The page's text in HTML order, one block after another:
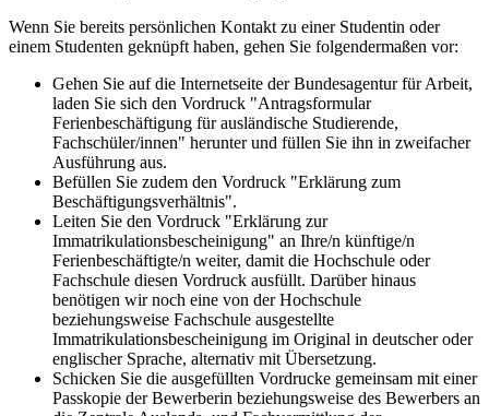
Wenn Sie bereits persönlichen Kontakt zu einer Studentin oder
einem Studenten geknüpft haben, gehen Sie folgendermaßen vor:
Gehen Sie auf die Internetseite der Bundesagentur für Arbeit,
laden Sie sich den Vordruck "Antragsformular
Ferienbeschäftigung für ausländische Studierende,
Fachschüler/innen" herunter und füllen Sie ihn in zweifacher
Ausführung aus.
Befüllen Sie zudem den Vordruck "Erklärung zum
Beschäftigungsverhältnis".
Leiten Sie den Vordruck "Erklärung zur
Immatrikulationsbescheinigung" an Ihre/n künftige/n
Ferienbeschäftigte/n weiter, damit die Hochschule oder
Fachschule diesen Vordruck ausfüllt. Darüber hinaus
benötigen wir noch eine von der Hochschule
beziehungsweise Fachschule ausgestellte
Immatrikulationsbescheinigung im Original in deutscher oder
englischer Sprache, alternativ mit Übersetzung.
Schicken Sie die ausgefüllten Vordrucke gemeinsam mit einer
Passkopie der Bewerberin beziehungsweise des Bewerbers an